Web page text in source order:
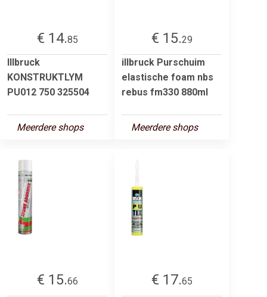
€ 14.85
Illbruck
KONSTRUKTLYM
PU012 750 325504
Meerdere shops
€ 15.29
illbruck Purschuim
elastische foam nbs
rebus fm330 880ml
Meerdere shops
€ 15.66
€ 17.65